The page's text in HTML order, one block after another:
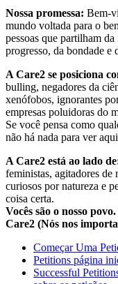
Nossa promessa: Bem-
mundo voltada para o
pessoas que partilham
progresso, da bondade e
A Care2 se posiciona
bulling, negadores da
xenófobos, ignorantes
empresas poluidoras do
Se você pensa como
não há nada para ver
A Care2 está ao lado
feministas, agitadores de
curiosos por natureza e
coisa certa.
Vocês são o nosso
Care2 (Nós nos
Começar Uma
Petitions página
Successful